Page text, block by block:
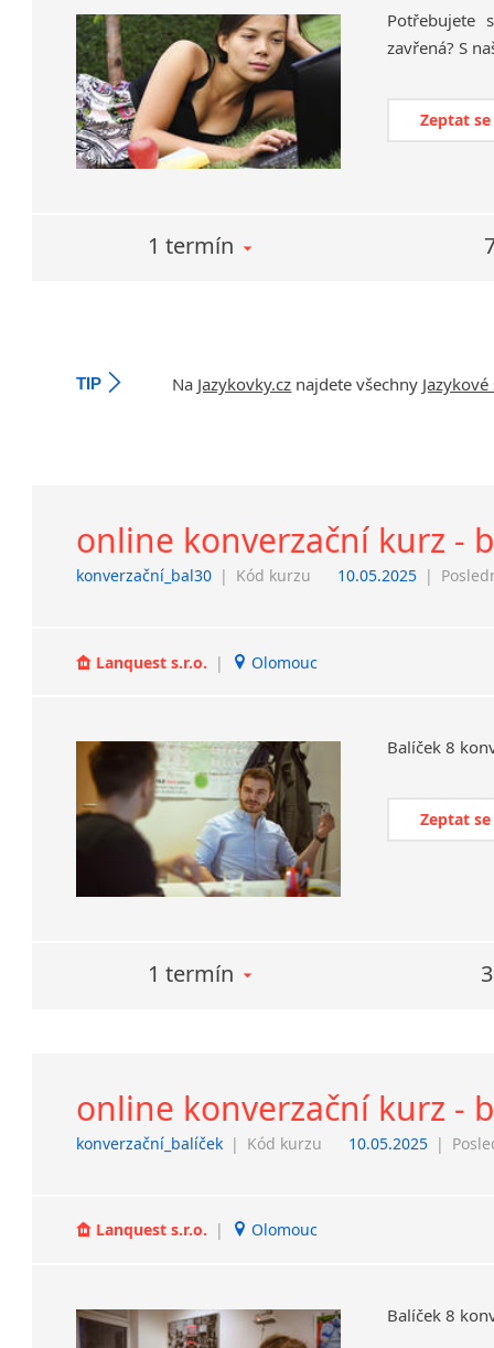
Potřebujete
zavřená? S
Zeptat
1 termín
TIP Na Jazykovky.cz najdete všechny
online konverzační kurz -
konverzační_bal30 | Kód kurzu 10.05.2025 |
Lanquest s.r.o. | Olomouc
Balíček 8
Zeptat
1 termín
online konverzační kurz -
konverzační_balíček | Kód kurzu 10.05.2025 |
Lanquest s.r.o. | Olomouc
Balíček 8